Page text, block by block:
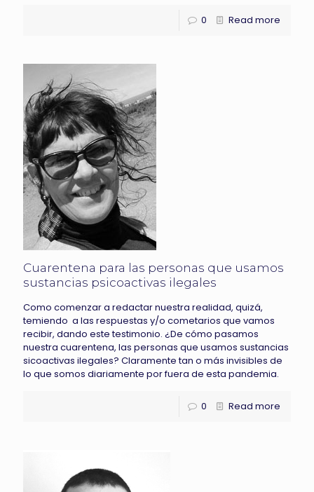
0 Read more
Cuarentena para las personas que usamos
sustancias psicoactivas ilegales
Como comenzar a redactar nuestra realidad, quizá,
temiendo a las respuestas y/o cometarios que vamos
recibir, dando este testimonio. ¿De cómo pasamos
nuestra cuarentena, las personas que usamos sustancias
sicoactivas ilegales? Claramente tan o más invisibles de
lo que somos diariamente por fuera de esta pandemia.
0 Read more